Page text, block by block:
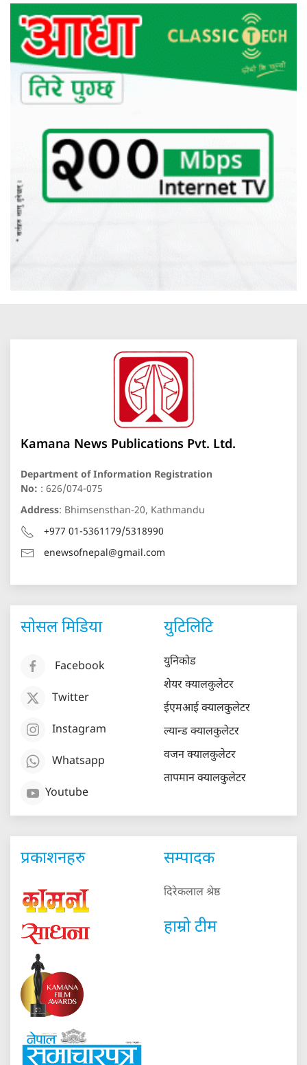
Kamana News Publications Pvt. Ltd.
Department of Information Registration
No: : 626/074-075
Address: Bhimsensthan-20, Kathmandu
+977 01-5361179/5318990
enewsofnepal@gmail.com
सोसल मिडिया
Facebook
Twitter
Instagram
Whatsapp
Youtube
युटिलिटि
युनिकोड
शेयर क्यालकुलेटर
ईएमआई क्यालकुलेटर
ल्यान्ड क्यालकुलेटर
वजन क्यालकुलेटर
तापमान क्यालकुलेटर
प्रकाशनहरु सम्पादक
दिरेकलाल श्रेष्ठ
हाम्रो टीम